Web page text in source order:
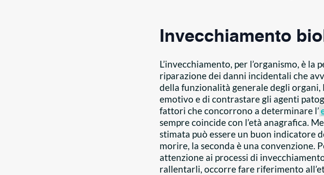
Invecchiamento
L’invecchiamento, per l’organismo, è
riparazione dei danni incidentali che
della funzionalità generale degli
emotivo e di contrastare gli agenti
fattori che concorrono a determinare l’
sempre coincide con l’età anagrafica.
stimata può essere un buon indicatore
morire, la seconda è una convenzione.
attenzione ai processi di
rallentarli, occorre fare riferimento